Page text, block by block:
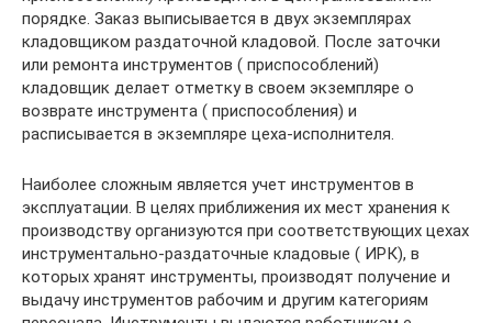
порядке. Заказ выписывается в двух экземплярах
кладовщиком раздаточной кладовой. После заточки
или ремонта инструментов ( приспособлений)
кладовщик делает отметку в своем экземпляре о
возврате инструмента ( приспособления) и
расписывается в экземпляре цеха-исполнителя.
Наиболее сложным является учет инструментов в
эксплуатации. В целях приближения их мест хранения к
производству организуются при соответствующих цехах
инструментально-раздаточные кладовые ( ИРК), в
которых хранят инструменты, производят получение и
выдачу инструментов рабочим и другим категориям